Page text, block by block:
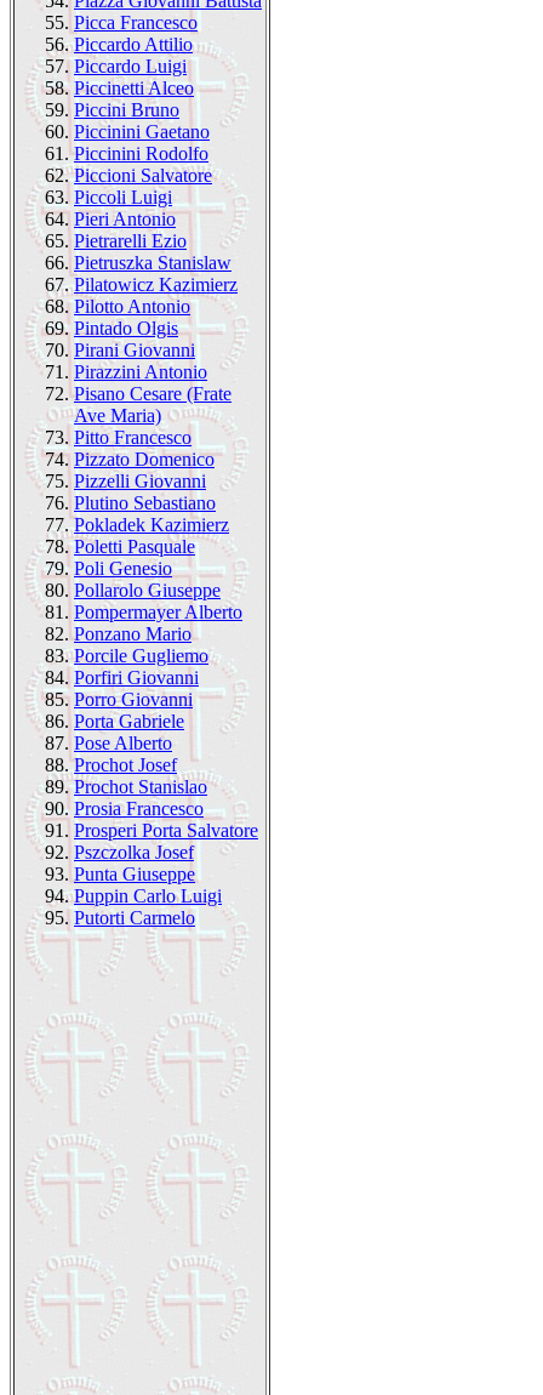
55. Picca Francesco
56. Piccardo Attilio
57. Piccardo Luigi
58. Piccinetti Alceo
59. Piccini Bruno
60. Piccinini Gaetano
61. Piccinini Rodolfo
62. Piccioni Salvatore
63. Piccoli Luigi
64. Pieri Antonio
65. Pietrarelli Ezio
66. Pietruszka Stanislaw
67. Pilatowicz Kazimierz
68. Pilotto Antonio
69. Pintado Olgis
70. Pirani Giovanni
71. Pirazzini Antonio
72. Pisano Cesare (Frate
Ave Maria)
73. Pitto Francesco
74. Pizzato Domenico
75. Pizzelli Giovanni
76. Plutino Sebastiano
77. Pokladek Kazimierz
78. Poletti Pasquale
79. Poli Genesio
80. Pollarolo Giuseppe
81. Pompermayer Alberto
82. Ponzano Mario
83. Porcile Gugliemo
84. Porfiri Giovanni
85. Porro Giovanni
86. Porta Gabriele
87. Pose Alberto
88. Prochot Josef
89. Prochot Stanislao
90. Prosia Francesco
91. Prosperi Porta Salvatore
92. Pszczolka Josef
93. Punta Giuseppe
94. Puppin Carlo Luigi
95. Putorti Carmelo